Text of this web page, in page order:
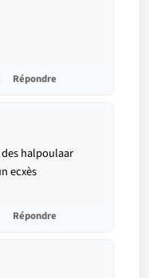
Répondre
halpoulaar
ecxès
Répondre